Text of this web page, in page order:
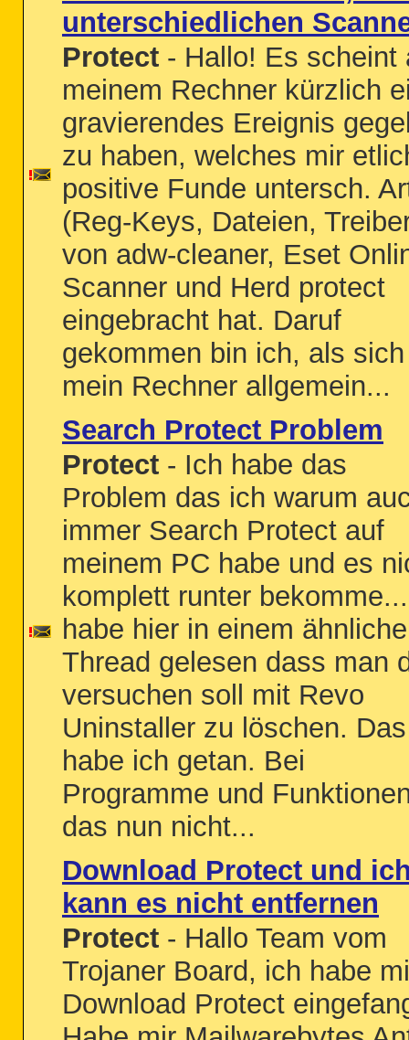
unterschiedlichen
Protect - Hallo! Es scheint
meinem Rechner kürzlich
gravierendes Ereignis
zu haben, welches mir
positive Funde untersch.
(Reg-Keys, Dateien,
von adw-cleaner, Eset
Scanner und Herd protect
eingebracht hat. Daruf
gekommen bin ich, als sich
mein Rechner allgemein...
Search Protect Problem
Protect - Ich habe das
Problem das ich warum
immer Search Protect auf
meinem PC habe und es
komplett runter
habe hier in einem
Thread gelesen dass man
versuchen soll mit Revo
Uninstaller zu löschen. Das
habe ich getan. Bei
Programme und
das nun nicht...
Download Protect und
kann es nicht entfernen
Protect - Hallo Team vom
Trojaner Board, ich habe
Download Protect